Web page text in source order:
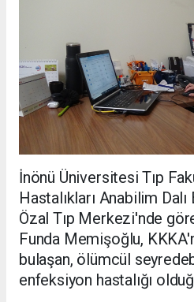
İnönü Üniversitesi Tıp
Hastalıkları Anabilim
Özal Tıp Merkezi'nde
Funda Memişoğlu,
bulaşan, ölümcül
enfeksiyon hastalığı